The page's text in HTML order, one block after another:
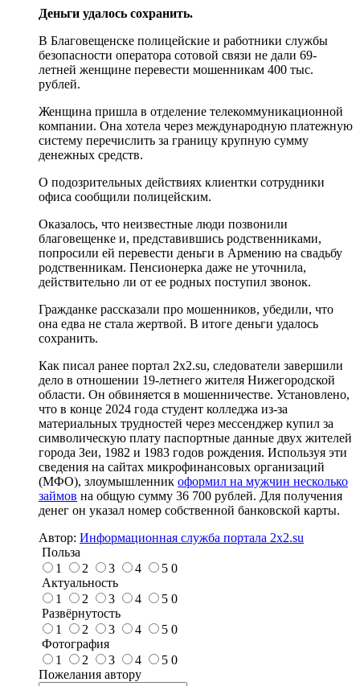
Деньги удалось сохранить.
В Благовещенске полицейские и работники службы
безопасности оператора сотовой связи не дали 69-
летней женщине перевести мошенникам 400 тыс.
рублей.
Женщина пришла в отделение телекоммуникационной
компании. Она хотела через международную платежную
систему перечислить за границу крупную сумму
денежных средств.
О подозрительных действиях клиентки сотрудники
офиса сообщили полицейским.
Оказалось, что неизвестные люди позвонили
благовещенке и, представившись родственниками,
попросили ей перевести деньги в Армению на свадьбу
родственникам. Пенсионерка даже не уточнила,
действительно ли от ее родных поступил звонок.
Гражданке рассказали про мошенников, убедили, что
она едва не стала жертвой. В итоге деньги удалось
сохранить.
Как писал ранее портал 2х2.su, следователи завершили
дело в отношении 19-летнего жителя Нижегородской
области. Он обвиняется в мошенничестве. Установлено,
что в конце 2024 года студент колледжа из-за
материальных трудностей через мессенджер купил за
символическую плату паспортные данные двух жителей
города Зеи, 1982 и 1983 годов рождения. Используя эти
сведения на сайтах микрофинансовых организаций
(МФО), злоумышленник оформил на мужчин несколько
займов на общую сумму 36 700 рублей. Для получения
денег он указал номер собственной банковской карты.
Автор: Информационная служба портала 2x2.su
Польза
1
2 3 4 5 0
Актуальность
1
2 3 4 5 0
Развёрнутость
1
2 3 4 5 0
Фотография
1
2 3 4 5 0
Пожелания автору